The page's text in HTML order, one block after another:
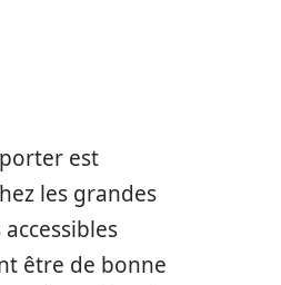
est
les grandes
être de bonne